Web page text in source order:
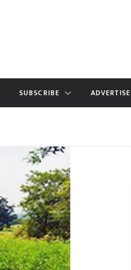
SUBSCRIBE ADVERTISE